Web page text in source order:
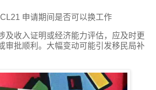
申请期间是否可以换工作
及收入证明或经济能力评估，应及时更
审批顺利。大幅变动可能引发移民局补